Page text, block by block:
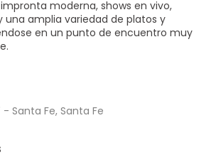
moderna, shows en vivo,
amplia variedad de platos y
en un punto de encuentro muy
- Santa Fe, Santa Fe